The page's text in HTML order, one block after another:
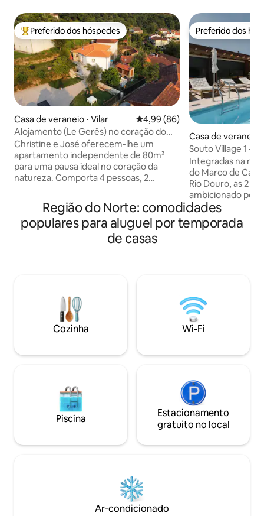
Entre os melhores preferidos dos hóspedes
Preferido dos hóspedes
Casa de veraneio ⋅ Vilar 4,99 de uma avaliação média
4,99 (86)
Alojamento (Le Gerês) no coração do
Parque Gerês
Christine e José oferecem-lhe um
apartamento independente de 80m²
para uma pausa ideal no coração da
natureza. Comporta 4 pessoas, 2
cozinha bem equipada que abre para a
sala, casa de banho com duche e
banheira, lavandaria, terraço exterior,
espreguiçadeiras, mobiliário de jardim,
guarda-sóis, churrasco e grandes
momento da reserva
Preferido dos
Preferido dos
Casa de veraneio
Gaiolo
Souto Village 1 -
Integradas na
do Marco de
Rio Douro, as 2
ambicionado
procuram
calma e
privado e
douro. O
Aeroporto de Sá
km
Região do Norte: comodidades
populares para aluguel por temporada
de casas
Cozinha Wi-Fi
Piscina
Estacionamento
gratuito no local
Ar-condicionado